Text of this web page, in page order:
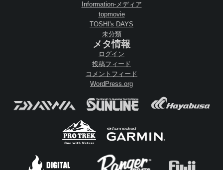
Information-メディア
topmovie
TOSHI's DAYS
未分類
メタ情報
ログイン
投稿フィード
コメントフィード
WordPress.org